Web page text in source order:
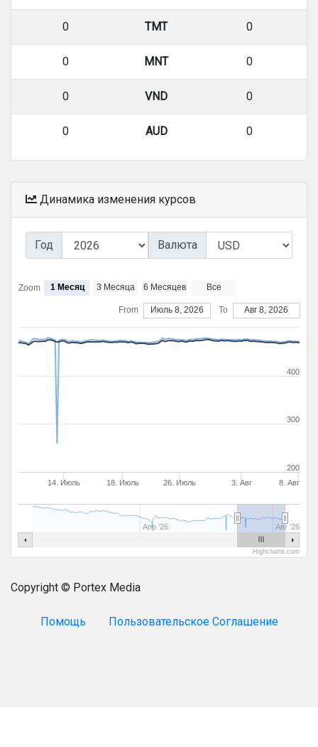
0 TMT 0
0 MNT 0
0 VND 0
0 AUD 0
Динамика изменения курсов
Год Валюта
Zoom 1 Месяц 3 Месяца 6 Месяцев Все
From Июль 8, 2026 To Авг 8, 2026
3. Авг
14. Июль 18. Июль 26. Июль 8. Авг
Апр '26 Авг '26
200
400
300
Highcharts.com
Copyright © Portex Media
Помощь Пользовательское Соглашение